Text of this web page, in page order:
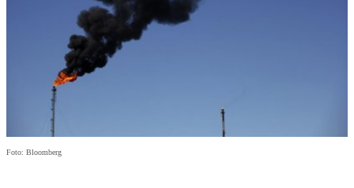
Foto: Bloomberg